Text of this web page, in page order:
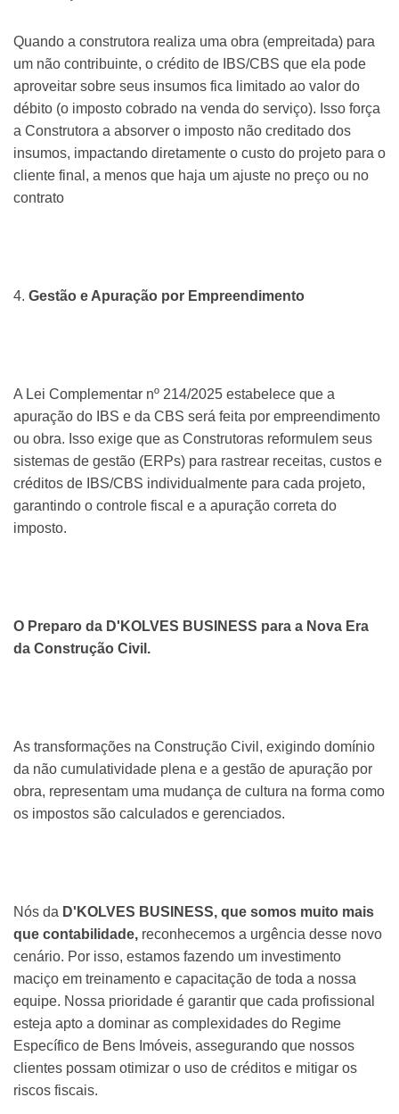
Quando a construtora realiza uma obra (empreitada) para
um não contribuinte, o crédito de IBS/CBS que ela pode
aproveitar sobre seus insumos fica limitado ao valor do
débito (o imposto cobrado na venda do serviço). Isso força
a Construtora a absorver o imposto não creditado dos
insumos, impactando diretamente o custo do projeto para o
cliente final, a menos que haja um ajuste no preço ou no
contrato
4. Gestão e Apuração por Empreendimento
A Lei Complementar nº 214/2025 estabelece que a
apuração do IBS e da CBS será feita por empreendimento
ou obra. Isso exige que as Construtoras reformulem seus
sistemas de gestão (ERPs) para rastrear receitas, custos e
créditos de IBS/CBS individualmente para cada projeto,
garantindo o controle fiscal e a apuração correta do
imposto.
O Preparo da D'KOLVES BUSINESS para a Nova Era
da Construção Civil.
As transformações na Construção Civil, exigindo domínio
da não cumulatividade plena e a gestão de apuração por
obra, representam uma mudança de cultura na forma como
os impostos são calculados e gerenciados.
Nós da D'KOLVES BUSINESS, que somos muito mais
que contabilidade, reconhecemos a urgência desse novo
cenário. Por isso, estamos fazendo um investimento
maciço em treinamento e capacitação de toda a nossa
equipe. Nossa prioridade é garantir que cada profissional
esteja apto a dominar as complexidades do Regime
Específico de Bens Imóveis, assegurando que nossos
clientes possam otimizar o uso de créditos e mitigar os
riscos fiscais.